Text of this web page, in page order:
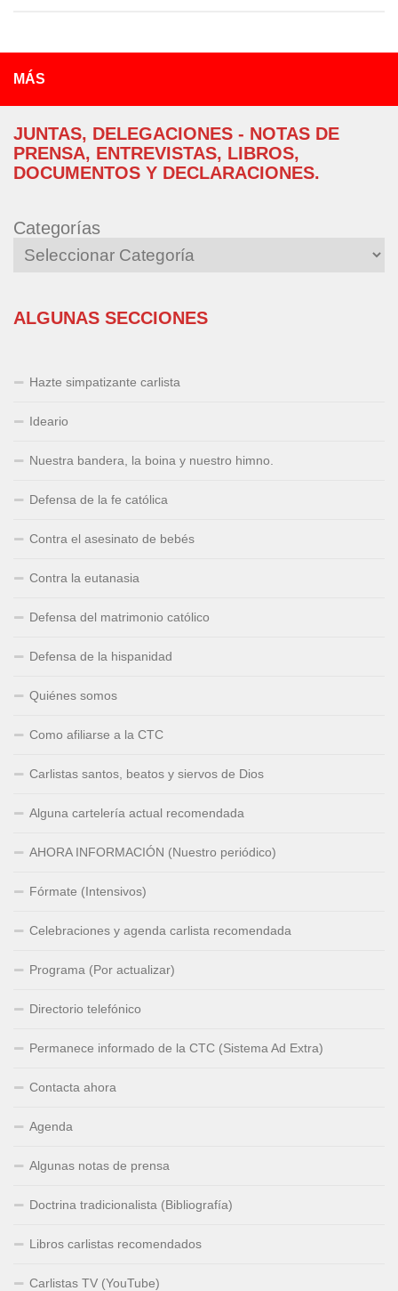
MÁS
JUNTAS, DELEGACIONES - NOTAS DE
PRENSA, ENTREVISTAS, LIBROS,
DOCUMENTOS Y DECLARACIONES.
Categorías
ALGUNAS SECCIONES
Hazte simpatizante carlista
Ideario
Nuestra bandera, la boina y nuestro himno.
Defensa de la fe católica
Contra el asesinato de bebés
Contra la eutanasia
Defensa del matrimonio católico
Defensa de la hispanidad
Quiénes somos
Como afiliarse a la CTC
Carlistas santos, beatos y siervos de Dios
Alguna cartelería actual recomendada
AHORA INFORMACIÓN (Nuestro periódico)
Fórmate (Intensivos)
Celebraciones y agenda carlista recomendada
Programa (Por actualizar)
Directorio telefónico
Permanece informado de la CTC (Sistema Ad Extra)
Contacta ahora
Agenda
Algunas notas de prensa
Doctrina tradicionalista (Bibliografía)
Libros carlistas recomendados
Carlistas TV (YouTube)